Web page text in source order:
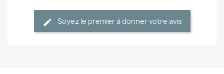
Soyez le premier à donner votre avis